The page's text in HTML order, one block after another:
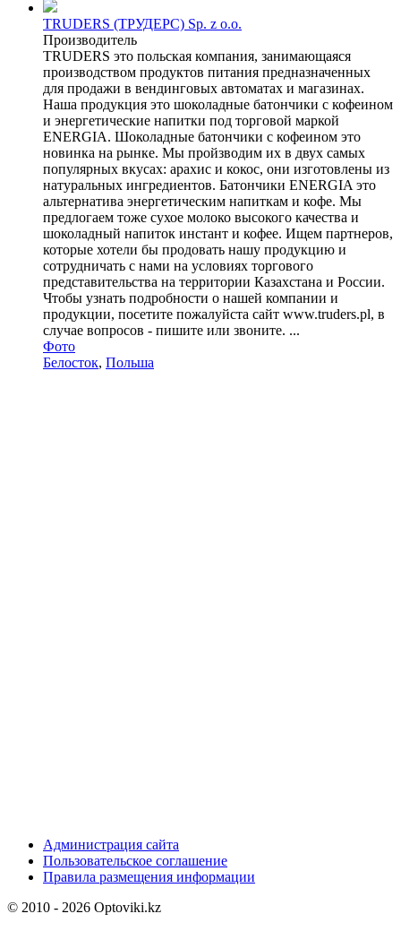
TRUDERS (ТРУДЕРС) Sp. z o.o.
Производитель
TRUDERS это польская компания, занимающаяся
производством продуктов питания предназначенных
для продажи в вендинговых автоматах и магазинах.
Наша продукция это шоколадные батончики с кофеином
и энергетические напитки под торговой маркой
ENERGIA. Шоколадные батончики с кофеином это
новинка на рынке. Мы пройзводим их в двух самых
популярных вкусах: арахис и кокос, они изготовлены из
натуральных ингредиентов. Батончики ENERGIA это
альтернатива энергетическим напиткам и кофе. Мы
предлогаем тоже сухое молоко высокого качества и
шоколадный напиток инстант и кофее. Ищем партнеров,
которые хотели бы продовать нашу продукцию и
сотрудничать с нами на условиях торгового
представительства на территории Казахстана и России.
Чтобы узнать подробности о нашей компании и
продукции, посетите пожалуйста сайт www.truders.pl, в
случае вопросов - пишите или звоните. ...
Фото
Белосток, Польша
Администрация сайта
Пользовательское соглашение
Правила размещения информации
© 2010 - 2026 Optoviki.kz